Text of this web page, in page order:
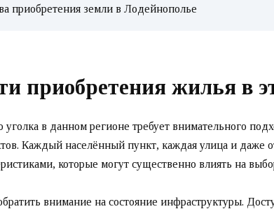
приобретения земли в Лодейнополье
приобретения жилья в
уголка в данном регионе требует внимательного
Каждый населённый пункт, каждая улица и даже
которые могут существенно влиять на
внимание на состояние инфраструктуры.